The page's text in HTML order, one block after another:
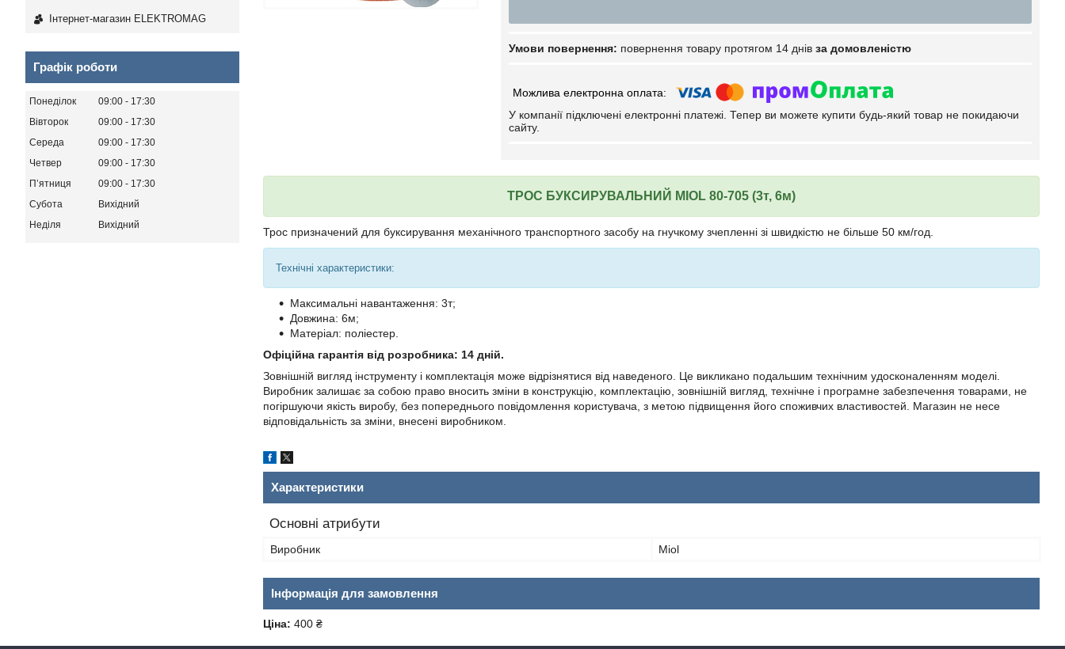
повернення товару протягом 14 днів за домовленістю
У компанії підключені електронні платежі. Тепер ви можете купити будь-який товар не покидаючи
сайту.
ТРОС БУКСИРУВАЛЬНИЙ MIOL 80-705 (3т, 6м)
Трос призначений для буксирування механічного транспортного засобу на гнучкому зчепленні зі швидкістю не більше 50 км/год.
Технічні характеристики:
Максимальні навантаження: 3т;
Довжина: 6м;
Матеріал: поліестер.
Офіційна гарантія від розробника: 14 дній.
Зовнішній вигляд інструменту і комплектація може відрізнятися від наведеного. Це викликано подальшим технічним удосконаленням моделі.
Виробник залишає за собою право вносить зміни в конструкцію, комплектацію, зовнішній вигляд, технічне і програмне забезпечення товарами, не
погіршуючи якість виробу, без попереднього повідомлення користувача, з метою підвищення його споживчих властивостей. Магазин не несе
відповідальність за зміни, внесені виробником.
Характеристики
Основні атрибути
Виробник Miol
Інформація для замовлення
Ціна: 400 ₴
Інтернет-магазин ELEKTROMAG
Графік роботи
Понеділок 09:00
17:30
Вівторок
09:00
17:30
Середа
09:00
17:30
Четвер
09:00
17:30
Пʼятниця
09:00
17:30
Субота
Вихідний
Неділя
Вихідний